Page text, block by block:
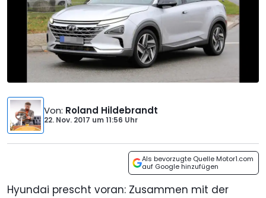
Von: Roland Hildebrandt
22. Nov. 2017 um11:56 Uhr
Als bevorzugte Quelle Motor1.com
auf Google hinzufügen
Hyundai prescht voran: Zusammen mit der